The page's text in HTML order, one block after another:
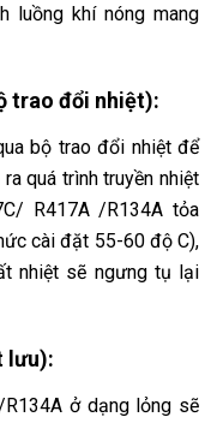
luồng khí nóng mang
trao đổi nhiệt):
bộ trao đổi nhiệt để
quá trình truyền nhiệt
R417A /R134A tỏa
cài đặt 55-60 độ C),
nhiệt sẽ ngưng tụ lại
lưu):
ở dạng lỏng sẽ